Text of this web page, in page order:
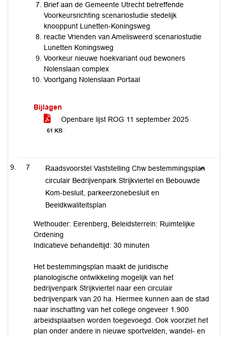
Brief aan de Gemeente Utrecht betreffende
Voorkeursrichting scenariostudie stedelijk
knooppunt Lunetten-Koningsweg
reactie Vrienden van Amelisweerd scenariostudie
Lunetten Koningsweg
Voorkeur nieuwe hoekvariant oud bewoners
Nolenslaan complex
Voortgang Nolenslaan Portaal
Bijlagen
Openbare lijst ROG 11 september 2025
61 KB
7
Raadsvoorstel Vaststelling Chw bestemmingsplan
circulair Bedrijvenpark Strijkviertel en Bebouwde
Kom-besluit, parkeerzonebesluit en
Beeldkwaliteitsplan
Wethouder: Eerenberg, Beleidsterrein: Ruimtelijke
Ordening
Indicatieve behandeltijd: 30 minuten
Het bestemmingsplan maakt de juridische
planologische ontwikkeling mogelijk van het
bedrijvenpark Strijkviertel naar een circulair
bedrijvenpark van 20 ha. Hiermee kunnen aan de stad
naar inschatting van het college ongeveer 1.900
arbeidsplaatsen worden toegevoegd. Ook voorziet het
plan onder andere in nieuwe sportvelden, wandel- en